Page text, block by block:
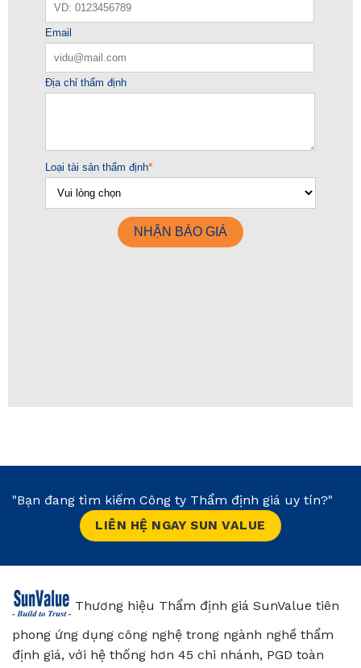
"Bạn đang tìm kiếm Công ty Thẩm định giá uy tín?"
LIÊN HỆ NGAY SUN VALUE
Thương hiệu Thẩm định giá SunValue tiên
phong ứng dụng công nghệ trong ngành nghề thẩm
định giá, với hệ thống hơn 45 chi nhánh, PGD toàn